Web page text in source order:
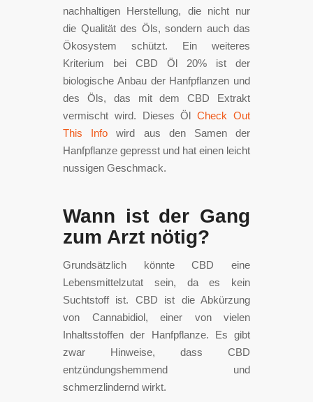
nachhaltigen Herstellung, die nicht nur
die Qualität des Öls, sondern auch das
Ökosystem schützt. Ein weiteres
Kriterium bei CBD Öl 20% ist der
biologische Anbau der Hanfpflanzen und
des Öls, das mit dem CBD Extrakt
vermischt wird. Dieses ÖlCheck Out
This Info wird aus den Samen der
Hanfpflanze gepresst und hat einen leicht
nussigen Geschmack.
Wann ist der Gang
zum Arzt nötig?
Grundsätzlich könnte CBD eine
Lebensmittelzutat sein, da es kein
Suchtstoff ist. CBD ist die Abkürzung
von Cannabidiol, einer von vielen
Inhaltsstoffen der Hanfpflanze. Es gibt
zwar Hinweise, dass CBD
entzündungshemmend und
schmerzlindernd wirkt.